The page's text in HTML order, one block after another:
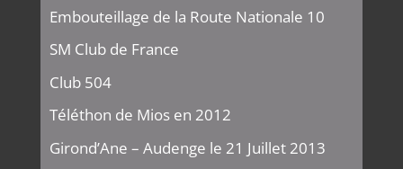
Embouteillage de la Route Nationale 10
SM Club de France
Club 504
Téléthon de Mios en 2012
Girond’Ane – Audenge le 21 Juillet 2013